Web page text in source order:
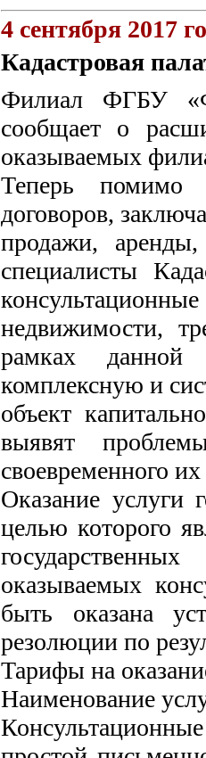
4 сентября 2017
Кадастровая
Филиал ФГБУ
сообщает о
оказываемых
Теперь помимо
договоров,
продажи,
специалисты
недвижимости,
рамках данной
комплексную и
объект
выявят
своевременного
Оказание услуги
целью которого
оказываемых
быть оказана
резолюции по
Тарифы на
Наименование
Консультационные